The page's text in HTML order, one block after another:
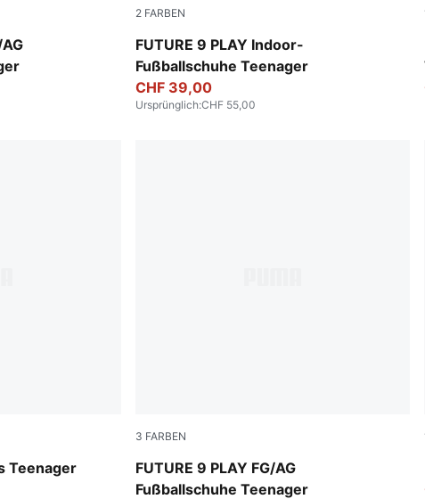
PUMA Black-PUMA Silver
2 FARBEN
FUTURE 9 PLAY Indoor-
Fußballschuhe Teenager
Icy Blue-Blue Jewel
CHF 39,00
Ursprünglich:CHF 55,00
Teenager
3 FARBEN
FUTURE 9 PLAY FG/AG
Fußballschuhe Teenager
Poison Pink-Sun Stream-Bright Aqua-